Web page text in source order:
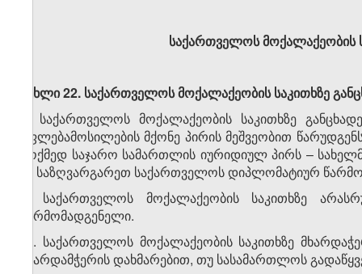
საქართველოს მოქალაქეობის
მუხლი 22. საქართველოს მოქალაქეობის საკითხზე
1. საქართველოს მოქალაქეობის საკითხზე
უფლებამოსილების მქონე პირის მეშვეობით
მოქმედ საჯარო სამართლის იურიდიულ პირს –
ან საზღვარგარეთ საქართველოს დიპლომატიურ
2. საქართველოს მოქალაქეობის საკითხზე
წარმომადგენელი.
. საქართველოს მოქალაქეობის საკითხზე
მხარდამჭერის დახმარებით, თუ სასამართლოს